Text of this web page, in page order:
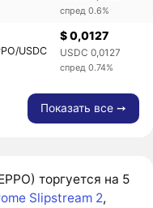
спред 0.6%
USDC
$ 0,0127
USDC 0,0127
спред 0.74%
Показать все ➙
торгуется на 5
Slipstream 2,